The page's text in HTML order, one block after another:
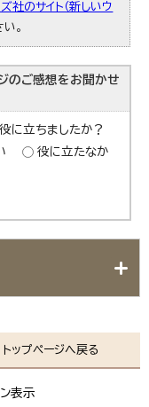
社のサイト（新しいウ
。
のご感想をお聞かせ
に立ちましたか？
役に立たなか
トップページへ戻る
表示